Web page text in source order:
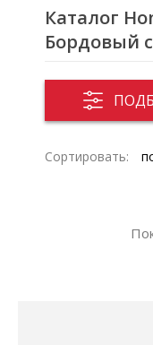
Каталог
Бордовый
Сортировать: